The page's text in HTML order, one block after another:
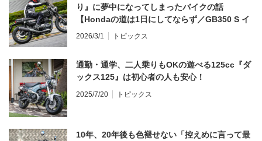
り』に夢中になってしまったバイクの話
【Hondaの道は1日にしてならず／GB350 S イ
ンプレ・レビュー 前編】
2026/3/1 トピックス
通勤・通学、二人乗りもOKの遊べる125cc『ダ
ックス125』は初心者の人も安心！
2025/7/20 トピックス
10年、20年後も色褪せない「控えめに言って最